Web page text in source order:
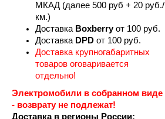
МКАД (далее 500 руб + 20 руб./
км.)
Доставка Boxberry от 100 руб.
Доставка DPD от 100 руб.
Доставка крупногабаритных
товаров оговаривается
отдельно!
Электромобили в собранном виде
- возврату не подлежат!
Доставка в регионы России: